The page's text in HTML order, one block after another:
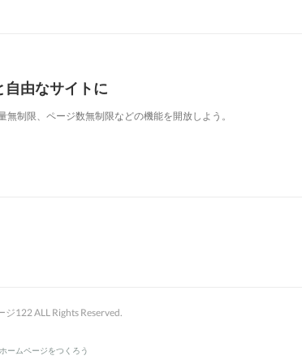
由なサイトに
制限、ページ数無制限などの機能を開放しよう。
122 ALL Rights Reserved.
ームページをつくろう